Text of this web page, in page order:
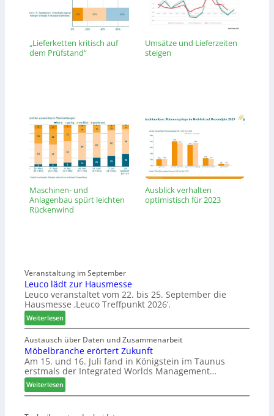
„Lieferketten kritisch auf
dem Prüfstand“
Umsätze und Lieferzeiten
steigen
Maschinen- und
Anlagenbau spürt leichten
Rückenwind
Ausblick verhalten
optimistisch für 2023
Veranstaltung im September
Leuco lädt zur Hausmesse
Leuco veranstaltet vom 22. bis 25. September die
Hausmesse ‚Leuco Treffpunkt 2026‘.
Weiterlesen:
L
e
u
c
o
ä
Austausch über Daten und Zusammenarbeit
Möbelbranche erörtert Zukunft
Am 15. und 16. Juli fand in Königstein im Taunus
erstmals der Integrated Worlds Management…
Weiterlesen:
M